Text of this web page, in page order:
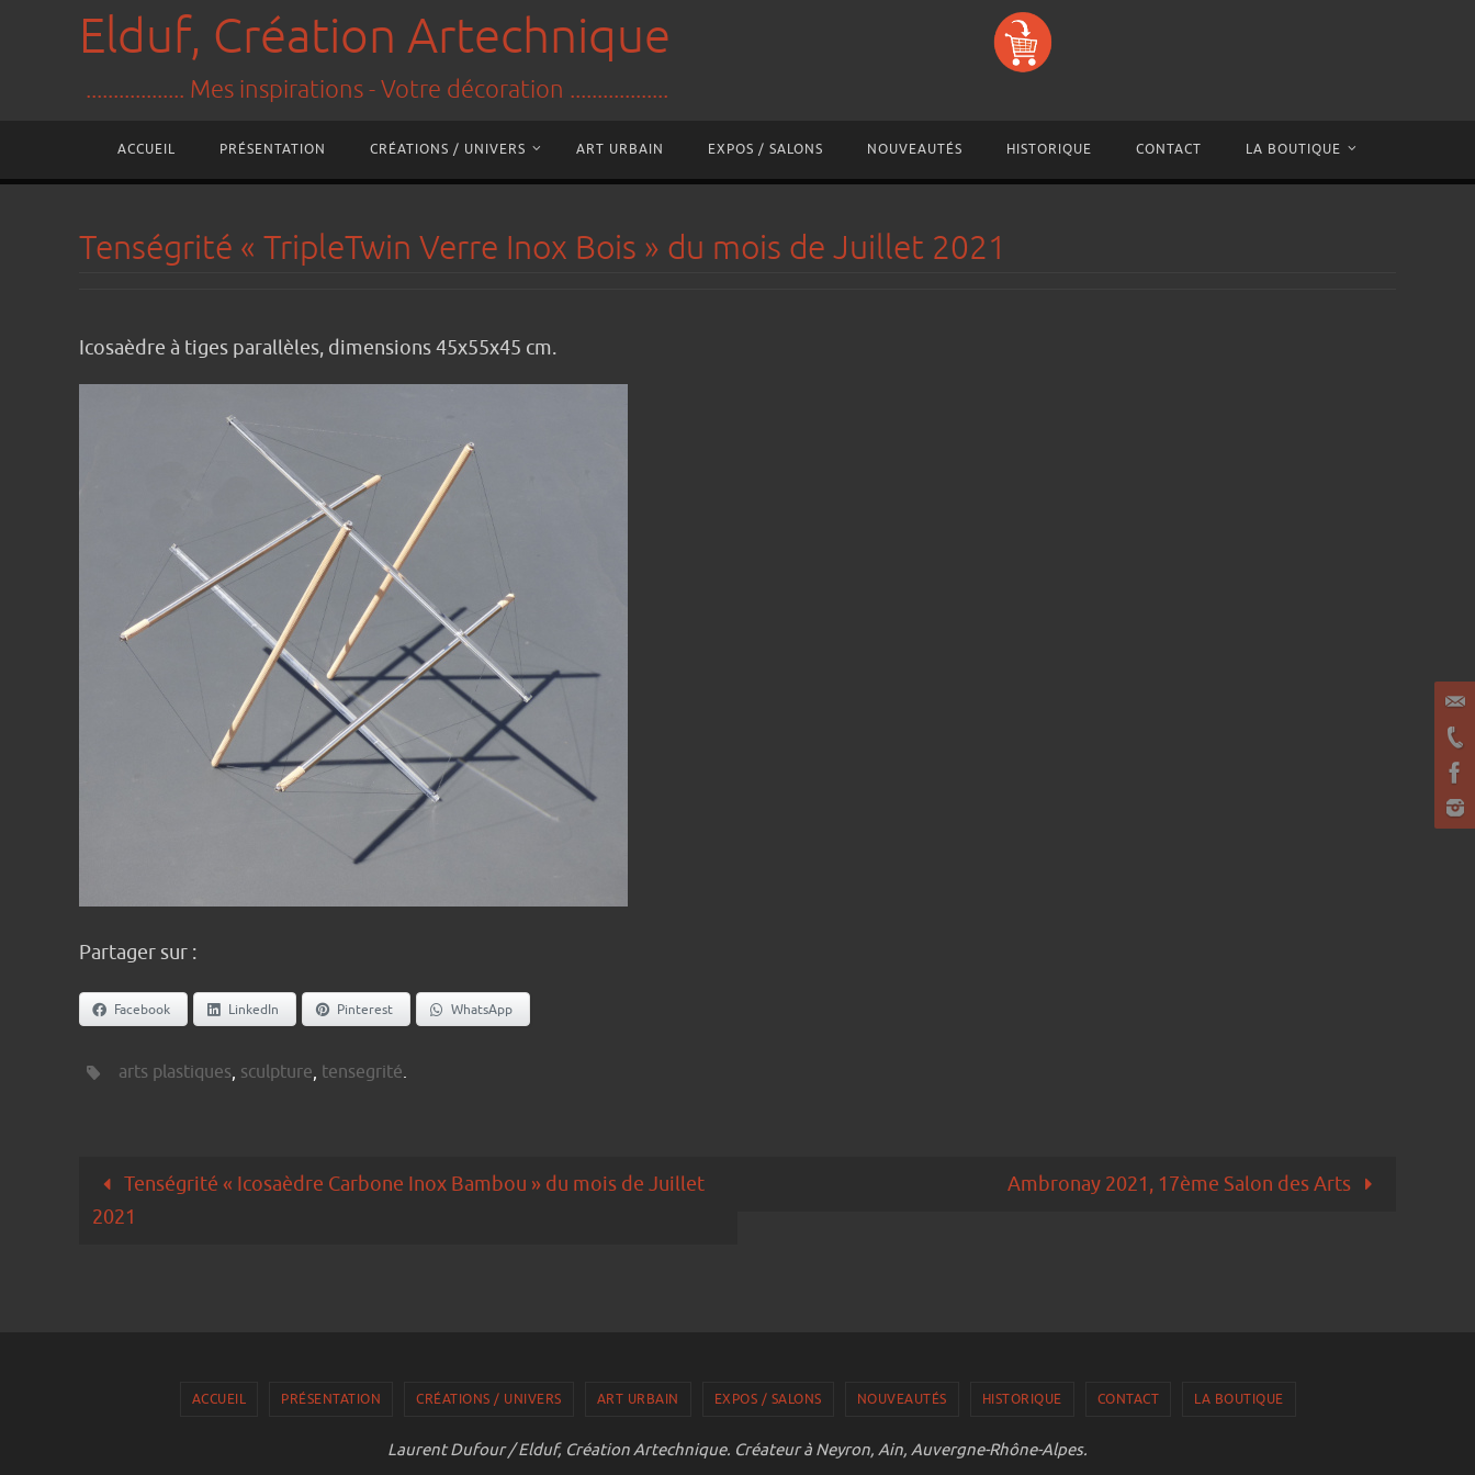
Elduf, Création Artechnique
.................. Mes inspirations - Votre décoration ..................
ACCUEIL PRÉSENTATION CRÉATIONS / UNIVERS ART URBAIN EXPOS / SALONS NOUVEAUTÉS HISTORIQUE CONTACT LA BOUTIQUE
Tenségrité « TripleTwin Verre Inox Bois » du mois de Juillet 2021
Icosaèdre à tiges parallèles, dimensions 45x55x45 cm.
Partager sur :
Facebook LinkedIn Pinterest WhatsApp
arts plastiques, sculpture, tensegrité.
Tenségrité « Icosaèdre Carbone Inox Bambou » du mois de Juillet
2021
Ambronay 2021, 17ème Salon des Arts
ACCUEIL PRÉSENTATION CRÉATIONS / UNIVERS ART URBAIN EXPOS / SALONS NOUVEAUTÉS HISTORIQUE CONTACT LA BOUTIQUE
Laurent Dufour / Elduf, Création Artechnique. Créateur à Neyron, Ain, Auvergne-Rhône-Alpes.